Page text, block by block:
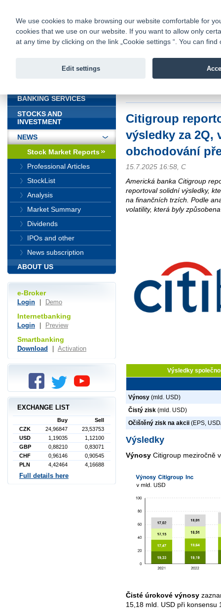
Fio bank
Fio banka
Citigroup
výsledky za 2Q,
obchodování
15.7.2025 16:58, C
Americká banka Citigroup
reportoval solidní výsledky,
na finančních trzích. Podle
volatility, která byly
Výsledky
Výnosy (mld. USD)
Čistý zisk (mld. USD)
Očištěný zisk na akcii (EPS,
Výsledky
Výnosy Citigroup meziročně
Čisté úrokové výnosy
15,18 mld. USD při konsensu
BANKING SERVICES
STOCKS AND
INVESTMENT
NEWS
Stock Market Reports
Professional Articles
StockList
Analysis
Market Summary
Dividends
IPOs and other
News subscription
ABOUT US
e-Broker
Login Demo
Internetbanking
Login Preview
Smartbanking
Download Activation
EXCHANGE LIST
Buy
Sell
CZK
24,96847
23,53753
USD
1,19035
1,12100
GBP
0,88210
0,83071
CHF
0,96146
0,90545
PLN
4,42464 4,16688
Full details here
We use cookies to make browsing our website comfortable for
cookies that we use on our website. If you want to allow only
at any time by clicking on the link „Cookie settings “. You can
Edit settings